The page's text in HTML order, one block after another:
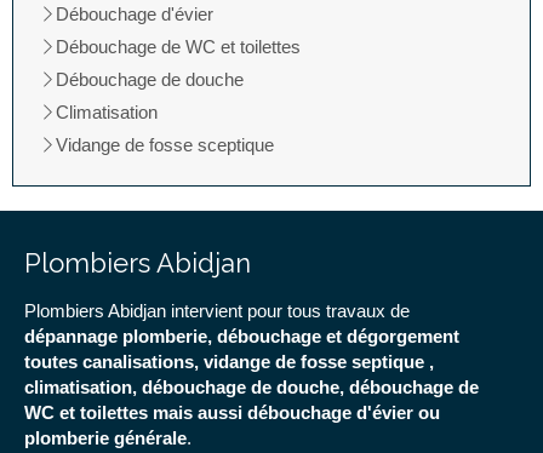
Débouchage d'évier
Débouchage de WC et toilettes
Débouchage de douche
Climatisation
Vidange de fosse sceptique
Plombiers Abidjan
Plombiers Abidjan intervient pour tous travaux de
dépannage plomberie, débouchage et dégorgement
toutes canalisations, vidange de fosse septique ,
climatisation, débouchage de douche, débouchage de
WC et toilettes mais aussi débouchage d'évier ou
plomberie générale.